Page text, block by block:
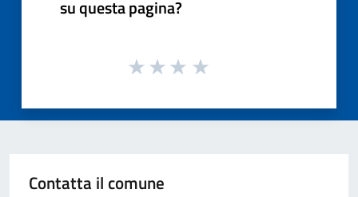
su questa pagina?
Contatta il comune